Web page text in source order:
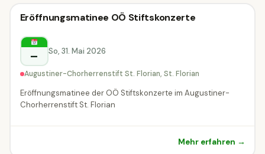
Klassik-
Konzert
St. Florian
Klassik-Konzert
Eröffnungsmatinee OÖ Stiftskonzerte
– So, 31. Mai 2026
Augustiner-Chorherrenstift St. Florian, St. Florian
Eröffnungsmatinee der OÖ Stiftskonzerte im Augustiner-
Chorherrenstift St. Florian
Mehr erfahren →